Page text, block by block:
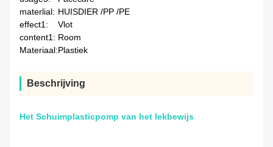
materlial: HUISDIER /PP /PE
effect1:
Vlot
content1: Room
Materiaal:Plastiek
Beschrijving
Het Schuimplasticpomp van het lekbewijs